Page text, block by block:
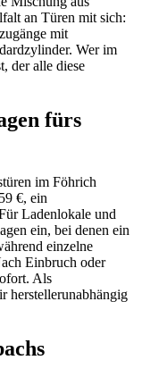
an Türen mit sich:
mit
Wer im
der alle diese
fürs
im Föhrich
€, ein
Ladenlokale und
ein, bei denen ein
einzelne
Einbruch oder
Als
herstellerunabhängig